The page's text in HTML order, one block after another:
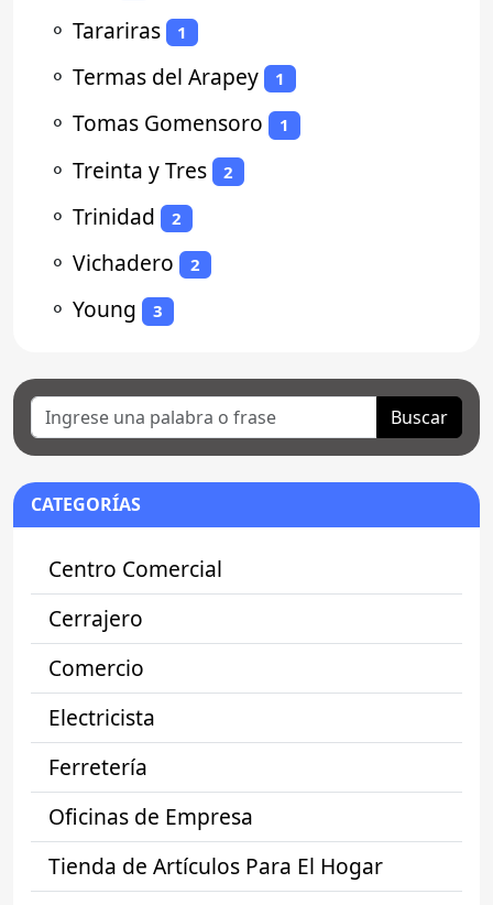
⚬ Tarariras 1
⚬ Termas del Arapey 1
⚬ Tomas Gomensoro 1
⚬ Treinta y Tres 2
⚬ Trinidad 2
⚬ Vichadero 2
⚬ Young 3
Buscar
CATEGORÍAS
Centro Comercial
Cerrajero
Comercio
Electricista
Ferretería
Oficinas de Empresa
Tienda de Artículos Para El Hogar